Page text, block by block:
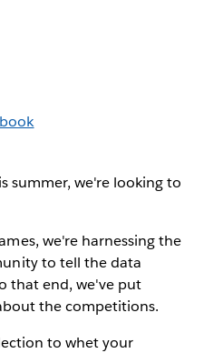
summer, we're looking to
we're harnessing the
to tell the data
that end, we've put
the competitions.
to whet your